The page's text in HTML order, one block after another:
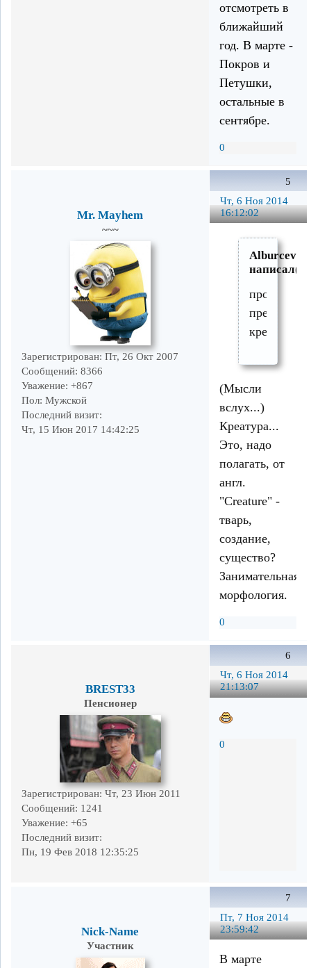
отсмотреть в
ближайший
год. В марте -
Покров и
Петушки,
остальные в
сентябре.
0
5
Чт, 6 Ноя 2014
16:12:02
Mr. Mayhem
~~~
Зарегистрирован: Пт, 26 Окт 2007
Сообщений: 8366
Уважение: +867
Пол: Мужской
Последний визит:
Чт, 15 Июн 2017 14:42:25
Alburcev
против
креатуры
(Мысли
вслух...)
Креатура...
Это, надо
полагать, от
англ.
"Creature" -
тварь,
создание,
существо?
Занимательная
морфология.
0
6
Чт, 6 Ноя 2014
21:13:07
BREST33
Пенсионер
Зарегистрирован: Чт, 23 Июн 2011
Сообщений: 1241
Уважение: +65
Последний визит:
Пн, 19 Фев 2018 12:35:25
0
7
Пт, 7 Ноя 2014
23:59:42
Nick-Name
Участник
В марте